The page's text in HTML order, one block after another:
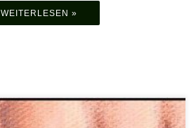
WEITERLESEN »